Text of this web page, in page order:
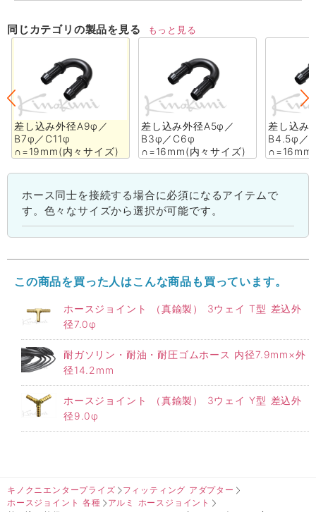
同じカテゴリの製品を見る もっと見る
差し込み外径A9φ／
B7φ／C11φ
∩=19mm(内々サイズ)
差し込み外径A5φ／
B3φ／C6φ
∩=16mm(内々サイズ)
差し込み
B4.5φ／
ホース同士を接続する場合に必須になるアイテムで
す。色々なサイズから選択が可能です。
この商品を買った人はこんな商品も買っています。
ホースジョイント （真鍮製） 3ウェイ T型 差込外
径7.0φ
耐ガソリン・耐油・耐圧ゴムホース 内径7.9mm×外
径14.2mm
ホースジョイント （真鍮製） 3ウェイ Y型 差込外
径9.0φ
キノクニエンタープライズ
フィッティング アダプター
ホースジョイント 各種
アルミ ホースジョイント